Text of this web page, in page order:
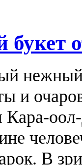
нежный
и
В